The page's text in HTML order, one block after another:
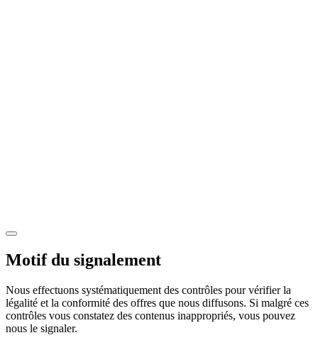
Motif du signalement
Nous effectuons systématiquement des contrôles pour vérifier la
légalité et la conformité des offres que nous diffusons. Si malgré ces
contrôles vous constatez des contenus inappropriés, vous pouvez
nous le signaler.